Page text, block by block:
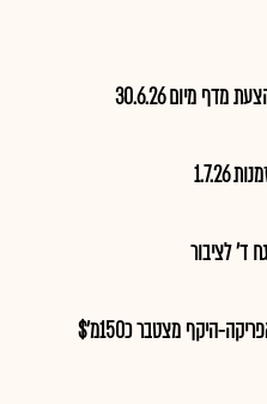
מיום 30.6.26
ד' לציבור